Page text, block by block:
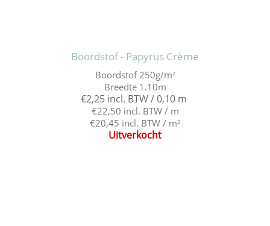
Boordstof - Papyrus Crème
Boordstof 250g/m²
Breedte 1.10m
€2,25 incl. BTW / 0,10 m
€22,50 incl. BTW / m
€20,45 incl. BTW / m²
Uitverkocht